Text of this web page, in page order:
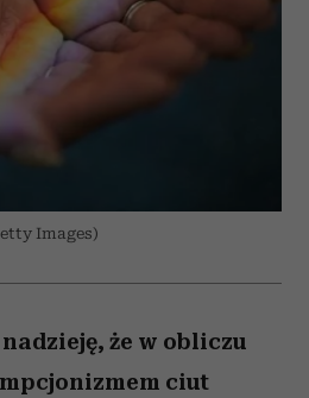
Images)
że w obliczu
ciut